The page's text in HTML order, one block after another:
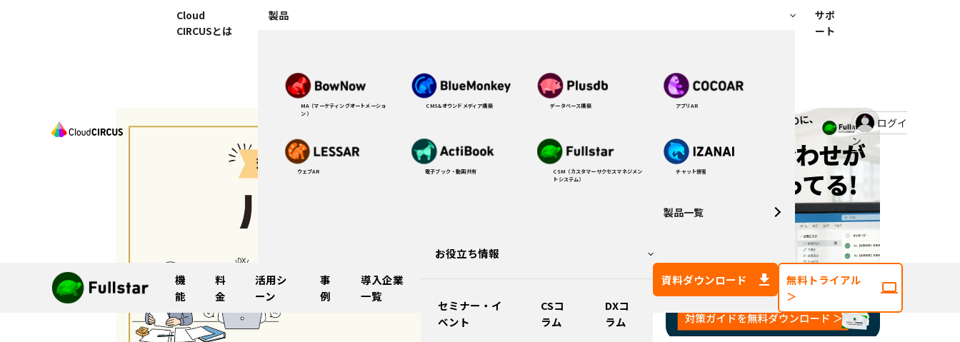
Cloud
CIRCUSとは
製品
MA（マーケティングオートメーショ
ン）
CMS&オウンドメディア構築
ウェブAR 電子ブック・動画共有
データベース構築 アプリAR
CSM（カスタマーサクセスマネジメン
トシステム）
チャット接客
製品一覧
サポ
ート
ログイ
ン
機
能
料
金
活用シ
ーン
事
例
導入企業
一覧
お役立ち情報
セミナー・イ
ベント
CSコ
ラム
DXコ
ラム
資料ダウンロード
無料トライアル
＞